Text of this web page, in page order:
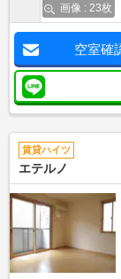
画像 : 23枚
空室確
賃貸ハイツ
エテルノ